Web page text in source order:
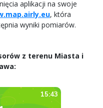
aplikacji na swoje
, która
wyniki pomiarów.
z terenu Miasta i